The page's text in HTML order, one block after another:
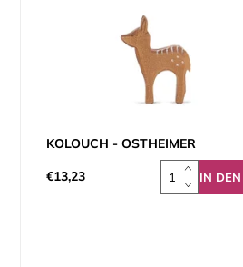
KOLOUCH - OSTHEIMER
€13,23